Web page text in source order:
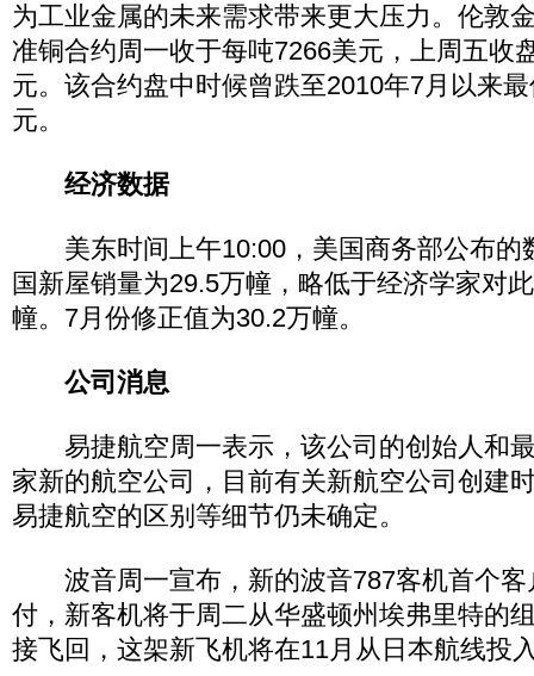
为工业金属的未来需求带来更大压力。伦敦
准铜合约周一收于每吨7266美元，上周五收
元。该合约盘中时候曾跌至2010年7月以来
元。
经济数据
美东时间上午10:00，美国商务部公布的
国新屋销量为29.5万幢，略低于经济学家对
幢。7月份修正值为30.2万幢。
公司消息
易捷航空周一表示，该公司的创始人和
家新的航空公司，目前有关新航空公司创建
易捷航空的区别等细节仍未确定。
波音周一宣布，新的波音787客机首个客
付，新客机将于周二从华盛顿州埃弗里特的
接飞回，这架新飞机将在11月从日本航线投